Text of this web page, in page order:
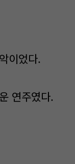
이었다.
연주였다.